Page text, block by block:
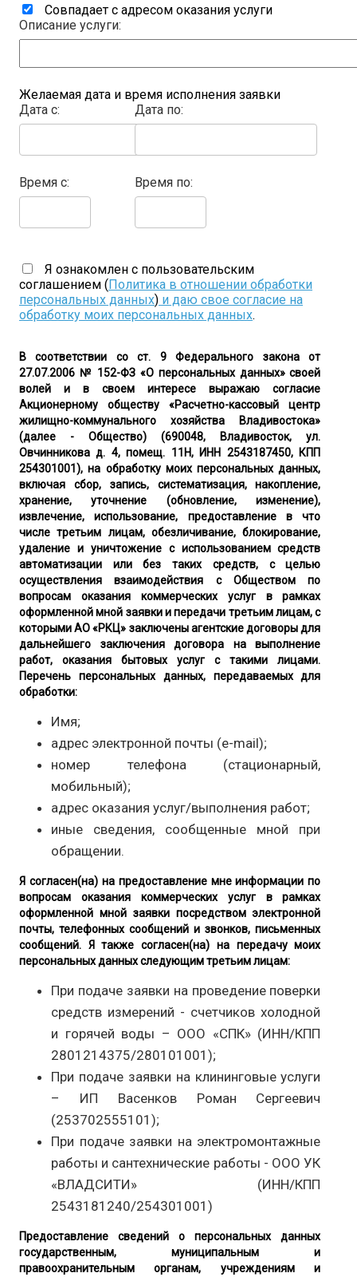
Совпадает с адресом оказания услуги
Описание услуги:
Желаемая дата и время исполнения заявки
Дата с:
Дата по:
Время с: Время по:
Я ознакомлен с пользовательским
соглашением (Политика в отношении обработки
персональных данных) и даю свое согласие на
обработку моих персональных данных.
В соответствии со ст. 9 Федерального закона от
27.07.2006 № 152-ФЗ «О персональных данных» своей
волей и в своем интересе выражаю согласие
Акционерному обществу «Расчетно-кассовый центр
жилищно-коммунального хозяйства Владивостока»
(далее - Общество) (690048, Владивосток, ул.
Овчинникова д. 4, помещ. 11Н, ИНН 2543187450, КПП
254301001), на обработку моих персональных данных,
включая сбор, запись, систематизация, накопление,
хранение, уточнение (обновление, изменение),
извлечение, использование, предоставление в что
числе третьим лицам, обезличивание, блокирование,
удаление и уничтожение с использованием средств
автоматизации или без таких средств, с целью
осуществления взаимодействия с Обществом по
вопросам оказания коммерческих услуг в рамках
оформленной мной заявки и передачи третьим лицам, с
которыми АО «РКЦ» заключены агентские договоры для
дальнейшего заключения договора на выполнение
работ, оказания бытовых услуг с такими лицами.
Перечень персональных данных, передаваемых для
обработки:
Имя;
адрес электронной почты (e-mail);
номер телефона (стационарный,
мобильный);
адрес оказания услуг/выполнения работ;
иные сведения, сообщенные мной при
обращении.
Я согласен(на) на предоставление мне информации по
вопросам оказания коммерческих услуг в рамках
оформленной мной заявки посредством электронной
почты, телефонных сообщений и звонков, письменных
сообщений. Я также согласен(на) на передачу моих
персональных данных следующим третьим лицам:
При подаче заявки на проведение поверки
средств измерений - счетчиков холодной
и горячей воды – ООО «СПК» (ИНН/КПП
2801214375/280101001);
При подаче заявки на клининговые услуги
– ИП Васенков Роман Сергеевич
(253702555101);
При подаче заявки на электромонтажные
работы и сантехнические работы - ООО УК
«ВЛАДСИТИ» (ИНН/КПП
2543181240/254301001)
Предоставление сведений о персональных данных
государственным, муниципальным и
правоохранительным органам, учреждениям и